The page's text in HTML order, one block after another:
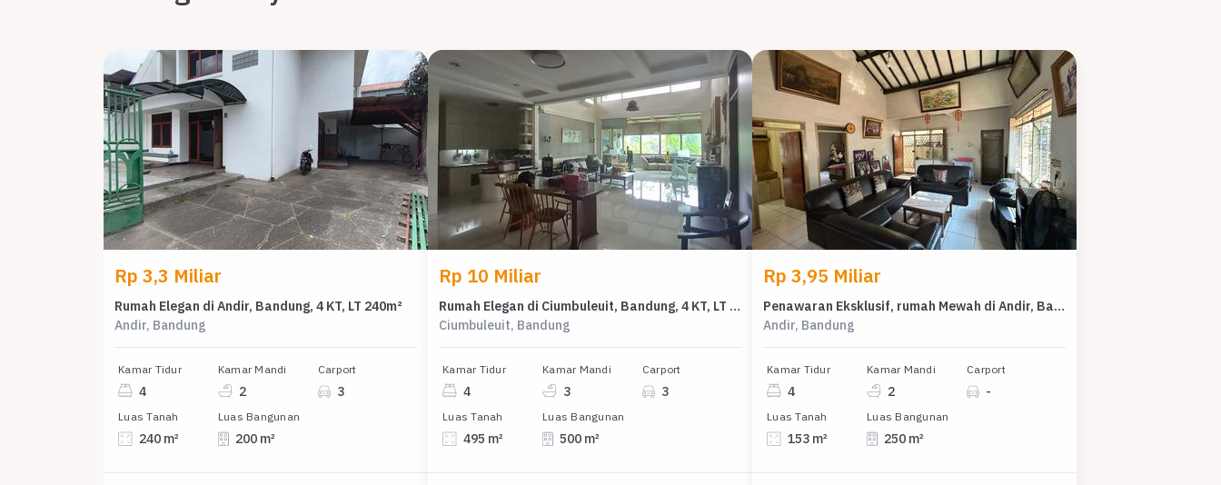
Rp 3,3 Miliar
Rumah Elegan di Andir, Bandung, 4 KT, LT 240m²
Andir, Bandung
Kamar Tidur
4
Kamar Mandi
2
Carport
3
Luas Tanah
240 m²
Luas Bangunan
200 m²
Rp 10 Miliar
Rumah Elegan di Ciumbuleuit, Bandung, 4 KT, LT 495m²
Ciumbuleuit, Bandung
Kamar Tidur
4
Kamar Mandi
3
Carport
3
Luas Tanah
495 m²
Luas Bangunan
500 m²
Rp 3,95 Miliar
Penawaran Eksklusif, rumah Mewah di Andir, Bandung, LB 250m²
Andir, Bandung
Kamar Tidur
4
Kamar Mandi
2
Carport
-
Luas Tanah
153 m²
Luas Bangunan
250 m²